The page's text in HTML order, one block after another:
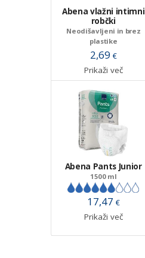
Abena vlažni intimni
robčki
Neodišavljeni in brez
plastike
2,69 €
Prikaži več
Abena Pants Junior
1500 ml
17,47 €
Prikaži več